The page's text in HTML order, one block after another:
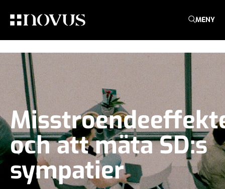
MENY
och att mäta SD:s
sympatier